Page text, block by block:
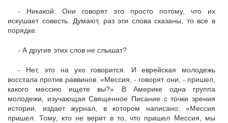
- Никакой. Они говорят это просто потому, что их
искушает совесть. Думают, раз эти слова сказаны, то все в
порядке.
- А другие этих слов не слышат?
- Нет, это на ухо говорится. И еврейская молодежь
восстала против раввинов. «Мессия, - говорят они, - пришел,
какого мессию ищете вы?» В Америке одна группа
молодежи, изучающая Священное Писание с точки зрения
истории, издает журнал, в котором написано: «Мессия
пришел. Тому, кто не верит в то, что пришел Мессия, мы